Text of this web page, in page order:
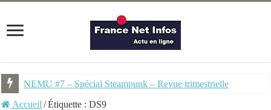
NEMU #7 – Spécial Steampunk – Revue trimestrielle
Accueil /Étiquette :DS9